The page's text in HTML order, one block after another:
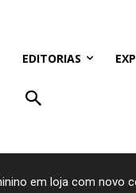
EDITORIAS
em loja com novo
Bom Gourmet 2026